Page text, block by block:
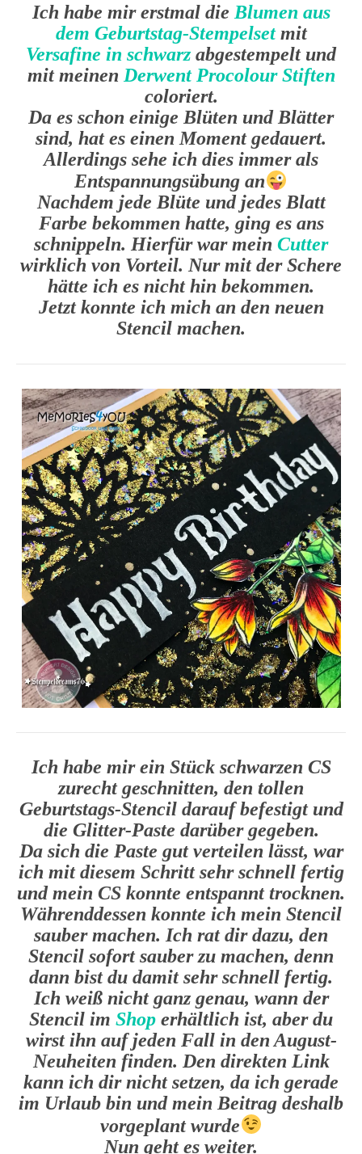
Ich habe mir erstmal die Blumen aus
dem Geburtstag-Stempelsetmit
Versafine in schwarzabgestempelt und
mit meinen Derwent Procolour Stiften
coloriert.
Da es schon einige Blüten und Blätter
sind, hat es einen Moment gedauert.
Allerdings sehe ich dies immer als
Entspannungsübung an
Nachdem jede Blüte und jedes Blatt
Farbe bekommen hatte, ging es ans
schnippeln. Hierfür war mein Cutter
wirklich von Vorteil. Nur mit der Schere
hätte ich es nicht hin bekommen.
Jetzt konnte ich mich an den neuen
Stencil machen.
Ich habe mir ein Stück schwarzen CS
zurecht geschnitten, den tollen
Geburtstags-Stencil darauf befestigt und
die Glitter-Paste darüber gegeben.
Da sich die Paste gut verteilen lässt, war
ich mit diesem Schritt sehr schnell fertig
und mein CS konnte entspannt trocknen.
Währenddessen konnte ich mein Stencil
sauber machen. Ich rat dir dazu, den
Stencil sofort sauber zu machen, denn
dann bist du damit sehr schnell fertig.
Ich weiß nicht ganz genau, wann der
Stencil im Shop erhältlich ist, aber du
wirst ihn auf jeden Fall in den August-
Neuheiten finden. Den direkten Link
kann ich dir nicht setzen, da ich gerade
im Urlaub bin und mein Beitrag deshalb
vorgeplant wurde
Nun geht es weiter.